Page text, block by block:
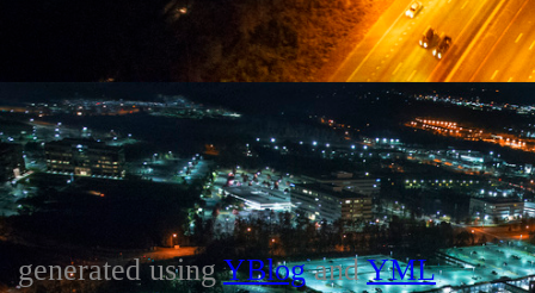
generated usingYBlogandYML